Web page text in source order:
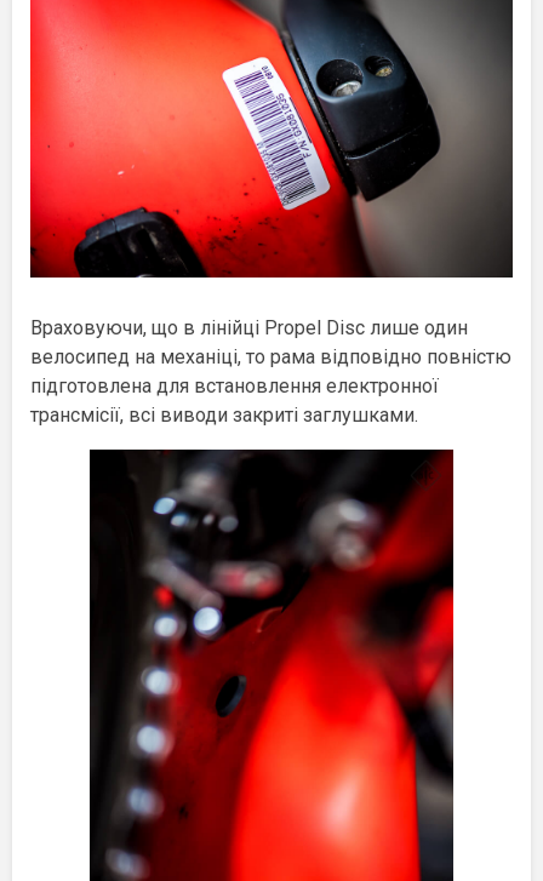
Враховуючи, що в лінійці Propel Disc лише один
велосипед на механіці, то рама відповідно повністю
підготовлена для встановлення електронної
трансмісії, всі виводи закриті заглушками.